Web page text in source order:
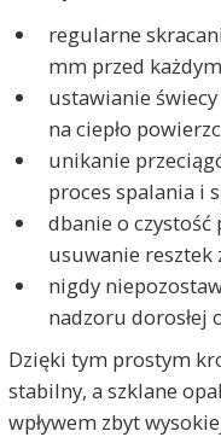
regularne
mm przed
ustawianie
na ciepło
unikanie
proces spalania i
dbanie o
usuwanie resztek
nigdy
nadzoru dorosłej
Dzięki tym prostym
stabilny, a szklane
wpływem zbyt